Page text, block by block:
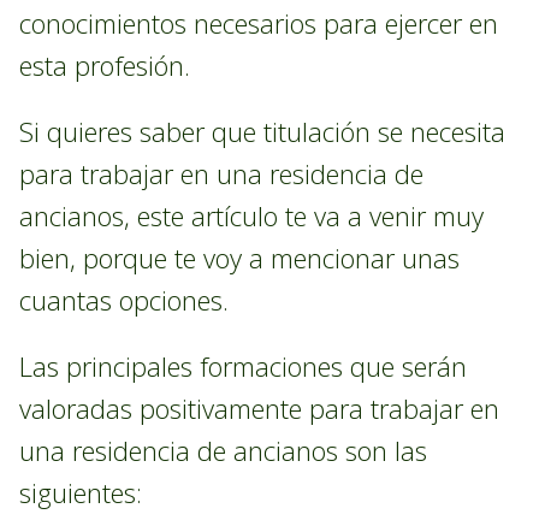
conocimientos necesarios para ejercer en
esta profesión.
Si quieres saber que titulación se necesita
para trabajar en una residencia de
ancianos, este artículo te va a venir muy
bien, porque te voy a mencionar unas
cuantas opciones.
Las principales formaciones que serán
valoradas positivamente para trabajar en
una residencia de ancianos son las
siguientes: